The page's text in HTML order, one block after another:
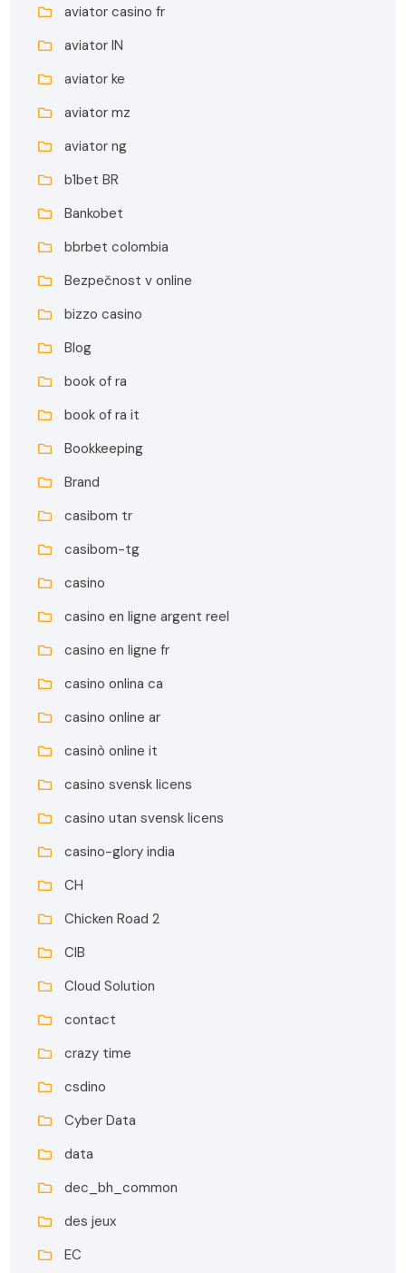
aviator casino fr
aviator IN
aviator ke
aviator mz
aviator ng
b1bet BR
Bankobet
bbrbet colombia
Bezpečnost v online
bizzo casino
Blog
book of ra
book of ra it
Bookkeeping
Brand
casibom tr
casibom-tg
casino
casino en ligne argent reel
casino en ligne fr
casino onlina ca
casino online ar
casinò online it
casino svensk licens
casino utan svensk licens
casino-glory india
CH
Chicken Road 2
CIB
Cloud Solution
contact
crazy time
csdino
Cyber Data
data
dec_bh_common
des jeux
EC